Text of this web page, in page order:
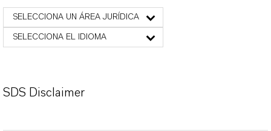
SELECCIONA UN ÁREA JURÍDICA
SELECCIONA EL IDIOMA
SDS Disclaimer